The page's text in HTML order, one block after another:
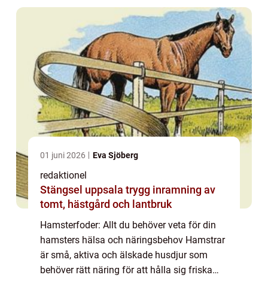
01 juni 2026 Eva Sjöberg
redaktionel
Stängsel uppsala trygg inramning av
tomt, hästgård och lantbruk
Hamsterfoder: Allt du behöver veta för din
hamsters hälsa och näringsbehov Hamstrar
är små, aktiva och älskade husdjur som
behöver rätt näring för att hålla sig friska